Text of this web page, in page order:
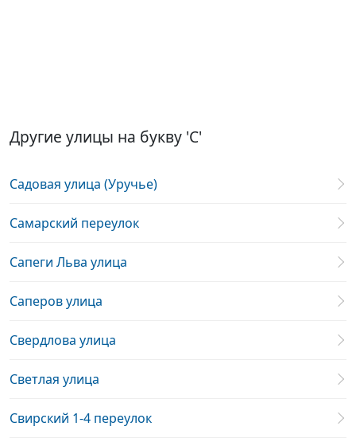
Другие улицы на букву 'С'
Садовая улица (Уручье)
Самарский переулок
Сапеги Льва улица
Саперов улица
Свердлова улица
Светлая улица
Свирский 1-4 переулок